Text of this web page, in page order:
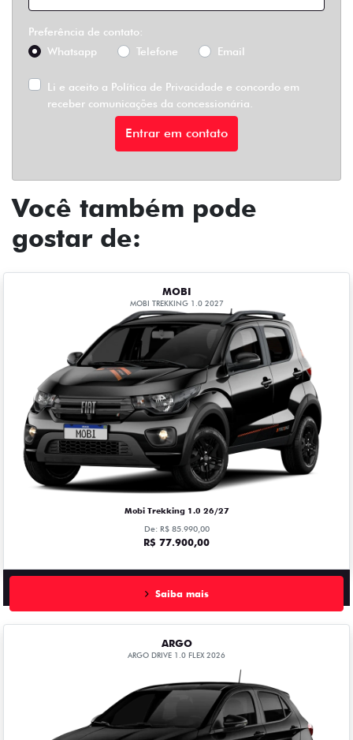
Preferência de contato:
Whatsapp
Telefone Email
Li e aceito a Política de Privacidade e concordo em
receber comunicações da concessionária.
Entrar em contato
Você também pode
gostar de:
MOBI
MOBI TREKKING 1.0 2027
Mobi Trekking 1.0 26/27
De: R$ 85.990,00
R$ 77.900,00
Saiba mais
ARGO
ARGO DRIVE 1.0 FLEX 2026